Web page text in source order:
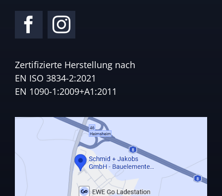
Zertifizierte Herstellung nach
EN ISO 3834-2:2021
EN 1090-1:2009+A1:2011